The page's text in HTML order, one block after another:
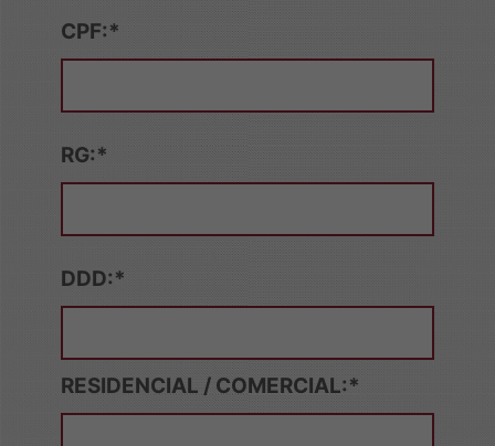
CPF:*
RG:*
DDD:*
RESIDENCIAL / COMERCIAL:*